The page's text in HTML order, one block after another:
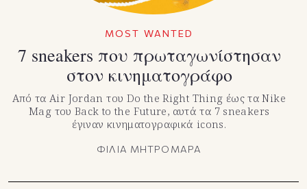
MOST WANTED
7 sneakers που πρωταγωνίστησαν
στον κινηματογράφο
Από τα Air Jordan του Do the Right Thing έως τα Nike
Mag του Back to the Future, αυτά τα 7 sneakers
έγιναν κινηματογραφικά icons.
ΦΙΛΙΑ ΜΗΤΡΟΜΑΡΑ